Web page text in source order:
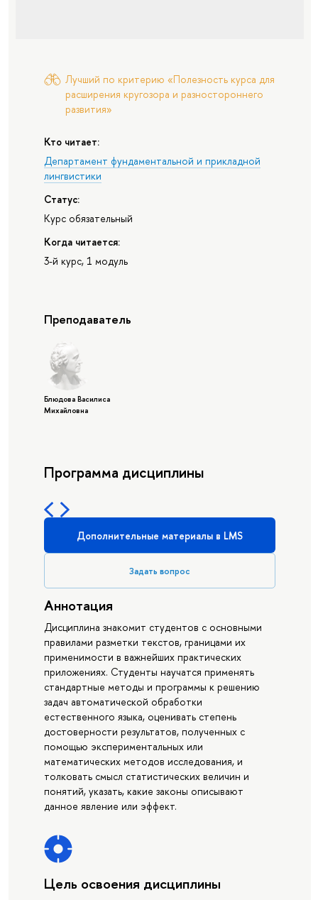
Лучший по критерию «Полезность курса для
расширения кругозора и разностороннего
развития»
Кто читает:
Департамент фундаментальной и прикладной
лингвистики
Статус:
Курс обязательный
Когда читается:
3-й курс, 1 модуль
Преподаватель
Блюдова Василиса
Михайловна
Программа дисциплины
Дополнительные материалы в LMS
Задать вопрос
Аннотация
Дисциплина знакомит студентов с основными
правилами разметки текстов, границами их
применимости в важнейших практических
приложениях. Студенты научатся применять
стандартные методы и программы к решению
задач автоматической обработки
естественного языка, оценивать степень
достоверности результатов, полученных с
помощью экспериментальных или
математических методов исследования, и
толковать смысл статистических величин и
понятий, указать, какие законы описывают
данное явление или эффект.
Цель освоения дисциплины